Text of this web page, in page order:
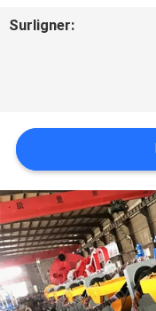
NOUVELLES
UNE
CITATION
PLAN
DU
SITE
Surligner: